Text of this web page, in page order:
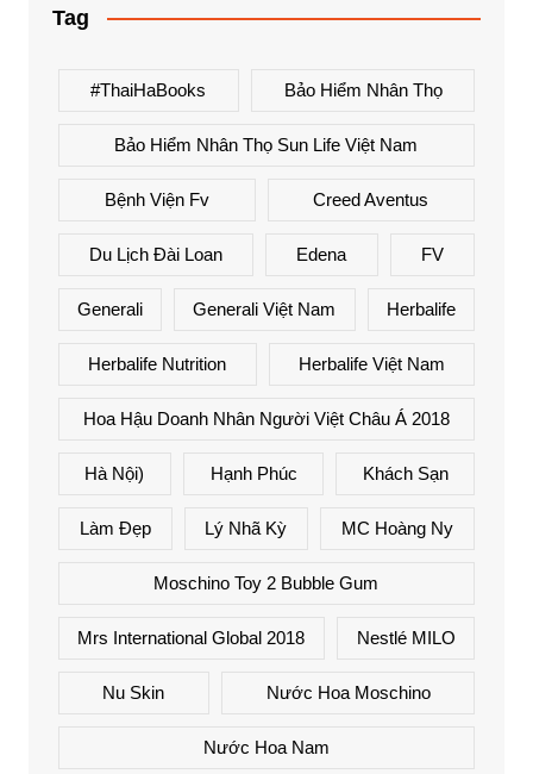
Tag
#ThaiHaBooks Bảo Hiểm Nhân Thọ
Bảo Hiểm Nhân Thọ Sun Life Việt Nam
Bệnh Viện Fv Creed Aventus
Du Lịch Đài Loan Edena FV
Generali Generali Việt Nam Herbalife
Herbalife Nutrition Herbalife Việt Nam
Hoa Hậu Doanh Nhân Người Việt Châu Á 2018
Hà Nội) Hạnh Phúc Khách Sạn
Làm Đẹp Lý Nhã Kỳ MC Hoàng Ny
Moschino Toy 2 Bubble Gum
Mrs International Global 2018 Nestlé MILO
Nu Skin Nước Hoa Moschino
Nước Hoa Nam